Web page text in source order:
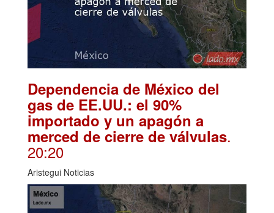
Dependencia de México del
gas de EE.UU.: el 90%
importado y un apagón a
merced de cierre de válvulas.
20:20
Aristegui Noticias